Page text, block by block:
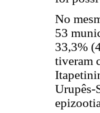
No
53
33,3%
tiveram
Urupês-